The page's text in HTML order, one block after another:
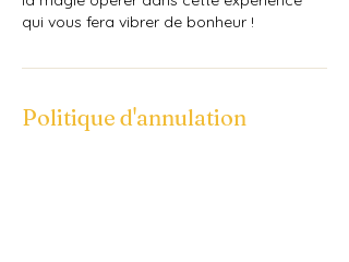
qui vous fera vibrer de bonheur !
Politique d'annulation